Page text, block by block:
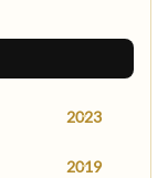
2023
2019